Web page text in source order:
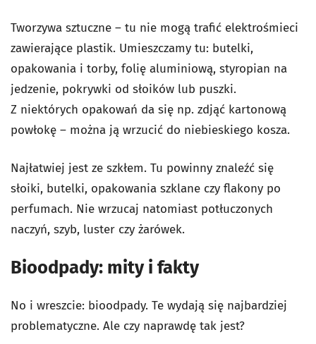
Tworzywa sztuczne – tu nie mogą trafić elektrośmieci
zawierające plastik. Umieszczamy tu: butelki,
opakowania i torby, folię aluminiową, styropian na
jedzenie, pokrywki od słoików lub puszki.
Z niektórych opakowań da się np. zdjąć kartonową
powłokę – można ją wrzucić do niebieskiego kosza.
Najłatwiej jest ze szkłem. Tu powinny znaleźć się
słoiki, butelki, opakowania szklane czy flakony po
perfumach. Nie wrzucaj natomiast potłuczonych
naczyń, szyb, luster czy żarówek.
Bioodpady: mity i fakty
No i wreszcie: bioodpady. Te wydają się najbardziej
problematyczne. Ale czy naprawdę tak jest?